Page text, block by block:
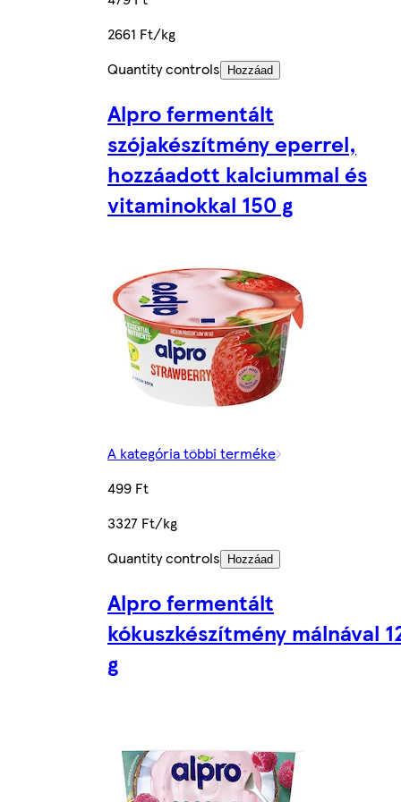
2661 Ft/kg
Quantity controls
Hozzáad
Alpro fermentált
szójakészítmény eperrel,
hozzáadott kalciummal és
vitaminokkal 150 g
A kategória többi terméke
499 Ft
3327 Ft/kg
Quantity controls
Hozzáad
Alpro fermentált
kókuszkészítmény málnával
g